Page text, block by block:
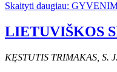
Skaityti daugiau:
LIETUVIŠKOS
KĘSTUTIS TRIMAKAS, S. J.